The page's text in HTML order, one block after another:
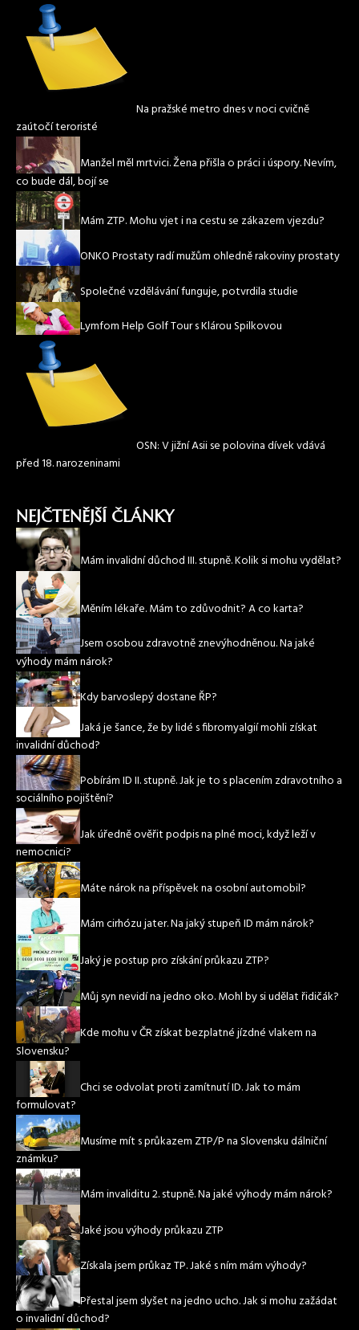
Na pražské metro dnes v noci cvičně
zaútočí teroristé
Manžel měl mrtvici. Žena přišla o práci i úspory. Nevím,
co bude dál, bojí se
Mám ZTP. Mohu vjet i na cestu se zákazem vjezdu?
ONKO Prostaty radí mužům ohledně rakoviny prostaty
Společné vzdělávání funguje, potvrdila studie
Lymfom Help Golf Tour s Klárou Spilkovou
OSN: V jižní Asii se polovina dívek vdává
před 18. narozeninami
NEJČTENĚJŠÍ ČLÁNKY
Mám invalidní důchod III. stupně. Kolik si mohu vydělat?
Měním lékaře. Mám to zdůvodnit? A co karta?
Jsem osobou zdravotně znevýhodněnou. Na jaké
výhody mám nárok?
Kdy barvoslepý dostane ŘP?
Jaká je šance, že by lidé s fibromyalgií mohli získat
invalidní důchod?
Pobírám ID II. stupně. Jak je to s placením zdravotního a
sociálního pojištění?
Jak úředně ověřit podpis na plné moci, když leží v
nemocnici?
Máte nárok na příspěvek na osobní automobil?
Mám cirhózu jater. Na jaký stupeň ID mám nárok?
Jaký je postup pro získání průkazu ZTP?
Můj syn nevidí na jedno oko. Mohl by si udělat řidičák?
Kde mohu v ČR získat bezplatné jízdné vlakem na
Slovensku?
Chci se odvolat proti zamítnutí ID. Jak to mám
formulovat?
Musíme mít s průkazem ZTP/P na Slovensku dálniční
známku?
Mám invaliditu 2. stupně. Na jaké výhody mám nárok?
Jaké jsou výhody průkazu ZTP
Získala jsem průkaz TP. Jaké s ním mám výhody?
Přestal jsem slyšet na jedno ucho. Jak si mohu zažádat
o invalidní důchod?